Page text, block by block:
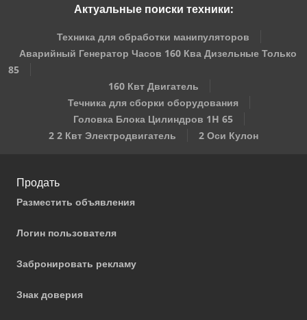
Актуальные поиски техники:
Техника для обработки манипуляторов
Аварийный Генератор Часов 160 Ква Дизельные Только
85
160 Квт Двигатель
Течника для сборки оборудования
Головка Блока Цилиндров 1H 65
2 2 Квт Электродвигатель
2 Оси Кулон
Продать
Разместить объявления
Логин пользователя
Забронировать рекламу
Знак доверия